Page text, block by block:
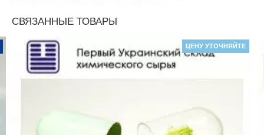
СВЯЗАННЫЕ ТОВАРЫ
ЦЕНУ УТОЧНЯЙТЕ